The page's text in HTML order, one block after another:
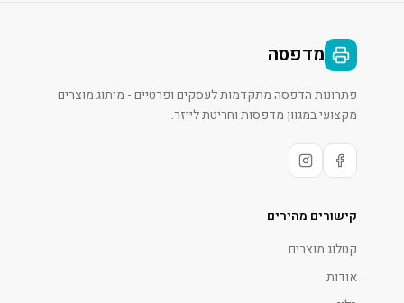
מדפסה
פתרונות הדפסה מתקדמות לעסקים ופרטיים - מיתוג מוצרים
מקצועי במגוון מדפסות וחריטת לייזר.
קישורים מהירים
קטלוג מוצרים
אודות